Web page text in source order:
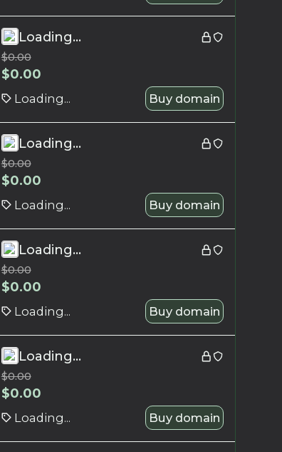
Loading...
$0.00
$0.00
Loading... Buy domain
Loading...
$0.00
$0.00
Loading... Buy domain
Loading...
$0.00
$0.00
Loading... Buy domain
Loading...
$0.00
$0.00
Loading... Buy domain